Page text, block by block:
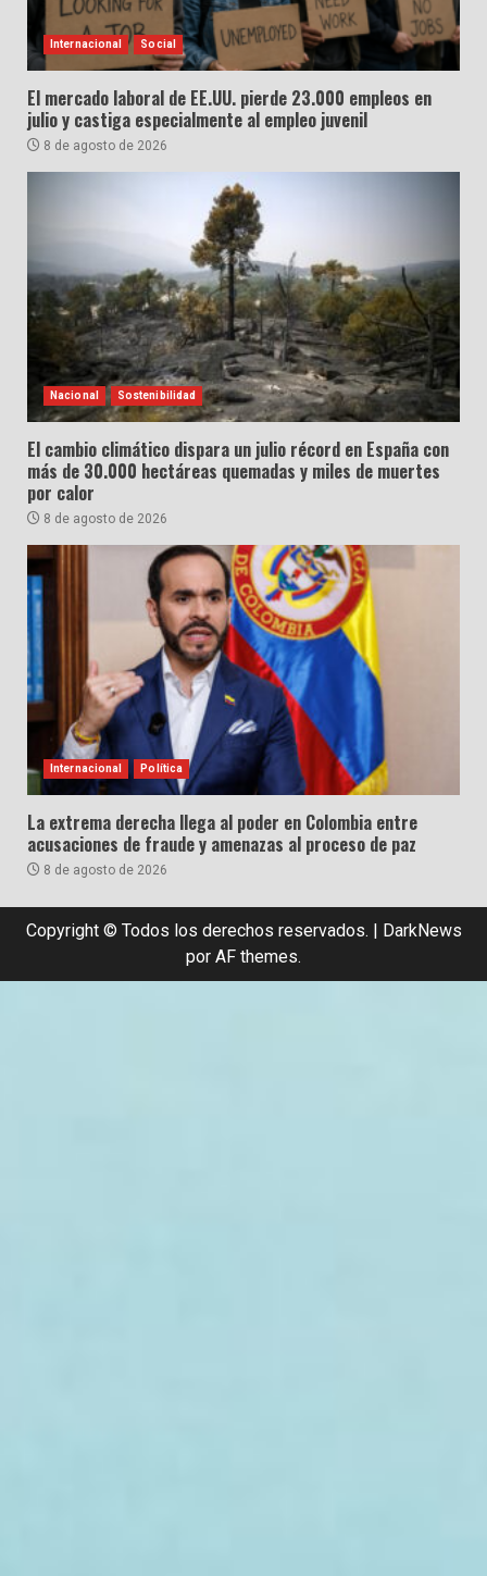
Internacional Social
El mercado laboral de EE.UU. pierde 23.000 empleos en
julio y castiga especialmente al empleo juvenil
8 de agosto de 2026
Nacional Sostenibilidad
El cambio climático dispara un julio récord en España con
más de 30.000 hectáreas quemadas y miles de muertes
por calor
8 de agosto de 2026
Internacional Política
La extrema derecha llega al poder en Colombia entre
acusaciones de fraude y amenazas al proceso de paz
8 de agosto de 2026
Copyright © Todos los derechos reservados. | DarkNews
por AF themes.